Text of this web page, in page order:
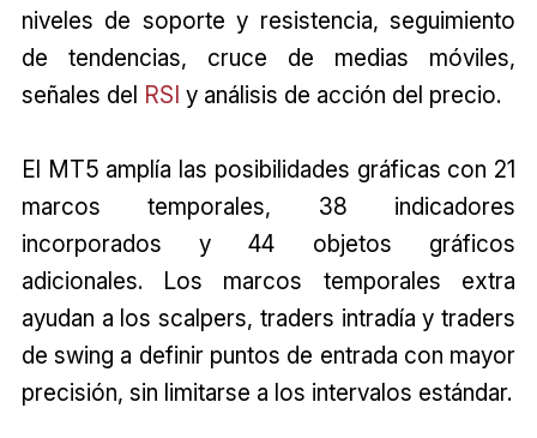
niveles de soporte y resistencia, seguimiento
de tendencias, cruce de medias móviles,
señales del RSI y análisis de acción del precio.
El MT5 amplía las posibilidades gráficas con 21
marcos temporales, 38 indicadores
incorporados y 44 objetos gráficos
adicionales. Los marcos temporales extra
ayudan a los scalpers, traders intradía y traders
de swing a definir puntos de entrada con mayor
precisión, sin limitarse a los intervalos estándar.